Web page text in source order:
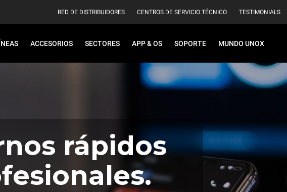
RED DE DISTRIBUIDORES CENTROS DE SERVICIO TÉCNICO TESTIMONIALS
ACCESORIOS SECTORES APP & OS SOPORTE MUNDO UNOX
rápidos